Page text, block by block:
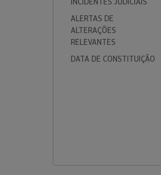
ALERTAS DE
ALTERAÇÕES
RELEVANTES
DATA DE CONSTITUIÇÃO